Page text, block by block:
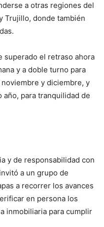
a otras regiones del
Trujillo, donde también
superado el retraso ahora
y a doble turno para
y diciembre, y
para tranquilidad de
y de responsabilidad con
a un grupo de
a recorrer los avances
en persona los
inmobiliaria para cumplir